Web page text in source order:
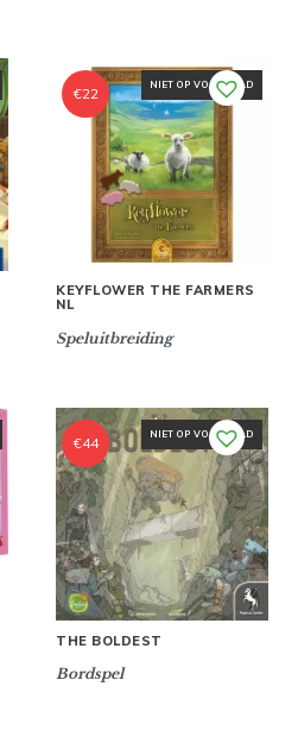
NIET OP VOORRAAD
KEYFLOWER THE FARMERS
NL
Speluitbreiding
€22
NIET OP VOORRAAD
THE BOLDEST
Bordspel
€44